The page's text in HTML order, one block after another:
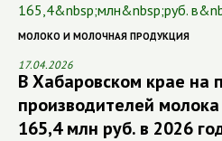
МОЛОКО И МОЛОЧНАЯ ПРОДУКЦИЯ
17.04.2026
В Хабаровском крае на
производителей
165,4 млн руб. в 2026